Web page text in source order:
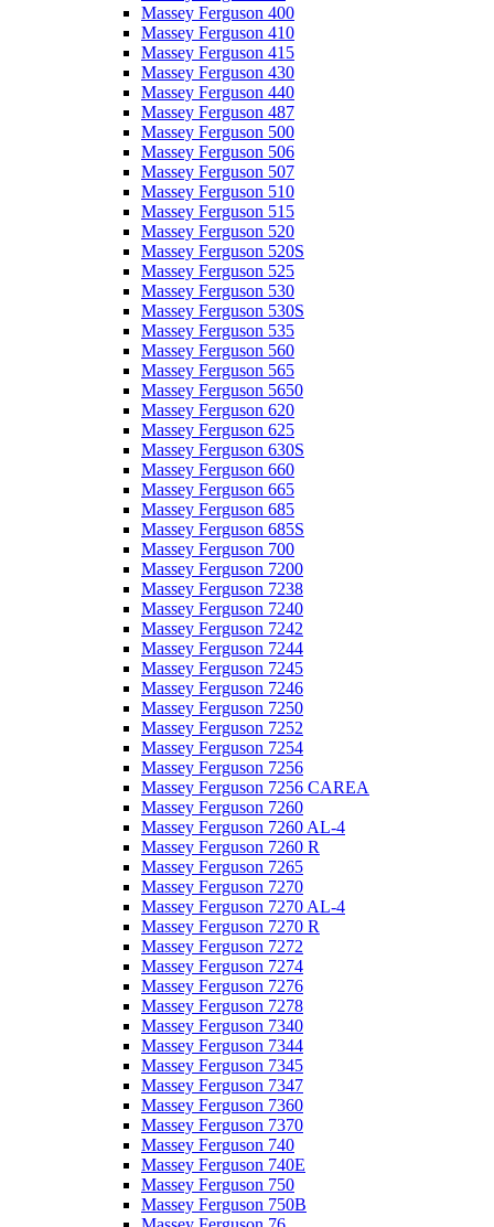
Massey Ferguson 400
Massey Ferguson 410
Massey Ferguson 415
Massey Ferguson 430
Massey Ferguson 440
Massey Ferguson 487
Massey Ferguson 500
Massey Ferguson 506
Massey Ferguson 507
Massey Ferguson 510
Massey Ferguson 515
Massey Ferguson 520
Massey Ferguson 520S
Massey Ferguson 525
Massey Ferguson 530
Massey Ferguson 530S
Massey Ferguson 535
Massey Ferguson 560
Massey Ferguson 565
Massey Ferguson 5650
Massey Ferguson 620
Massey Ferguson 625
Massey Ferguson 630S
Massey Ferguson 660
Massey Ferguson 665
Massey Ferguson 685
Massey Ferguson 685S
Massey Ferguson 700
Massey Ferguson 7200
Massey Ferguson 7238
Massey Ferguson 7240
Massey Ferguson 7242
Massey Ferguson 7244
Massey Ferguson 7245
Massey Ferguson 7246
Massey Ferguson 7250
Massey Ferguson 7252
Massey Ferguson 7254
Massey Ferguson 7256
Massey Ferguson 7256 CAREA
Massey Ferguson 7260
Massey Ferguson 7260 AL-4
Massey Ferguson 7260 R
Massey Ferguson 7265
Massey Ferguson 7270
Massey Ferguson 7270 AL-4
Massey Ferguson 7270 R
Massey Ferguson 7272
Massey Ferguson 7274
Massey Ferguson 7276
Massey Ferguson 7278
Massey Ferguson 7340
Massey Ferguson 7344
Massey Ferguson 7345
Massey Ferguson 7347
Massey Ferguson 7360
Massey Ferguson 7370
Massey Ferguson 740
Massey Ferguson 740E
Massey Ferguson 750
Massey Ferguson 750B